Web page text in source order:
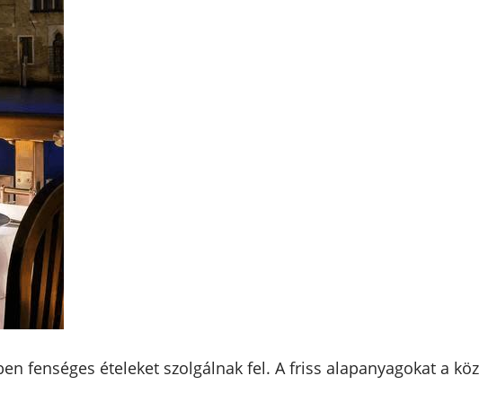
fenséges ételeket szolgálnak fel. A friss alapanyagokat a